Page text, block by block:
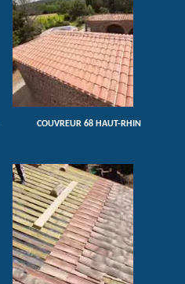
COUVREUR 68 HAUT-RHIN